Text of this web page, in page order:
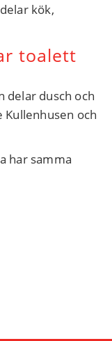
kök,
toalett
delar dusch och
Kullenhusen och
har samma